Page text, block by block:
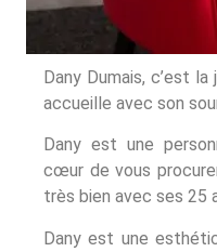
Dany Dumais, c’est
accueille avec son
Dany est une
cœur de vous
très bien avec ses 25
Dany est une